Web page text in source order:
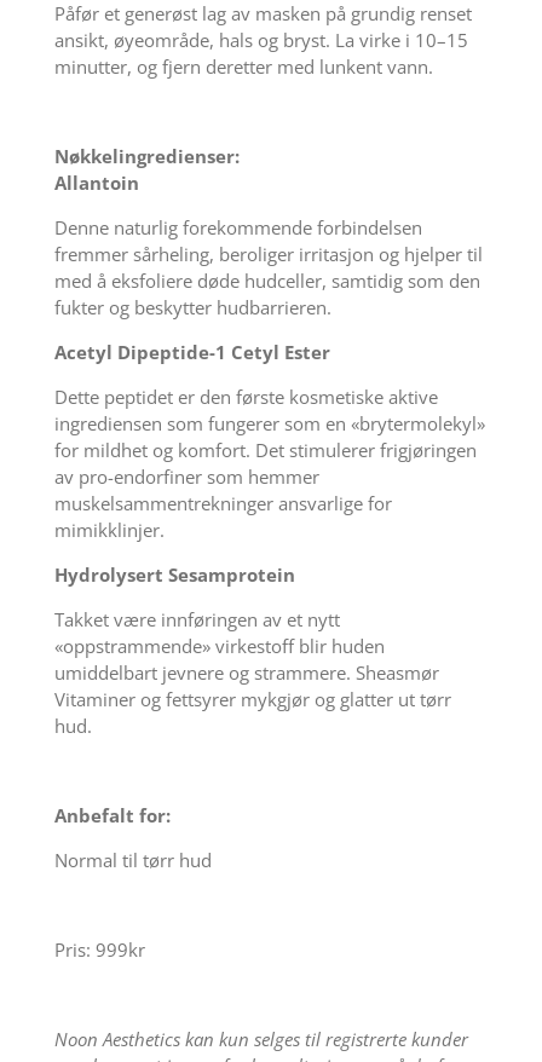
Påfør et generøst lag av masken på grundig renset
ansikt, øyeområde, hals og bryst. La virke i 10–15
minutter, og fjern deretter med lunkent vann.
Nøkkelingredienser:
Allantoin
Denne naturlig forekommende forbindelsen
fremmer sårheling, beroliger irritasjon og hjelper til
med å eksfoliere døde hudceller, samtidig som den
fukter og beskytter hudbarrieren.
Acetyl Dipeptide-1 Cetyl Ester
Dette peptidet er den første kosmetiske aktive
ingrediensen som fungerer som en «brytermolekyl»
for mildhet og komfort. Det stimulerer frigjøringen
av pro-endorfiner som hemmer
muskelsammentrekninger ansvarlige for
mimikklinjer.
Hydrolysert Sesamprotein
Takket være innføringen av et nytt
«oppstrammende» virkestoff blir huden
umiddelbart jevnere og strammere. Sheasmør
Vitaminer og fettsyrer mykgjør og glatter ut tørr
hud.
Anbefalt for:
Normal til tørr hud
Pris: 999kr
Noon Aesthetics kan kun selges til registrerte kunder